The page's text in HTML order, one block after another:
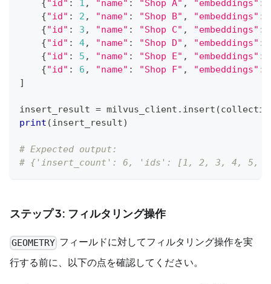
{"id" : 1 , "name" : "Shop A" , "embeddings" :
{"id" : 2 , "name" : "Shop B" , "embeddings" :
{"id" : 3 , "name" : "Shop C" , "embeddings" :
{"id" : 4, "name" : "Shop D" , "embeddings" :
{"id" : 5 , "name" : "Shop E" , "embeddings" :
{"id" : 6 , "name" : "Shop F" , "embeddings" :
]
insert_result = milvus_client . insert (
print (insert_result)
# Expected output:
# {'insert_count': 6, 'ids': [1, 2, 3, 4, 5,
ステップ 3: フィルタリング操作
GEOMETRY フィールドに対してフィルタリング操作を実
行する前に、以下の点を確認してください。